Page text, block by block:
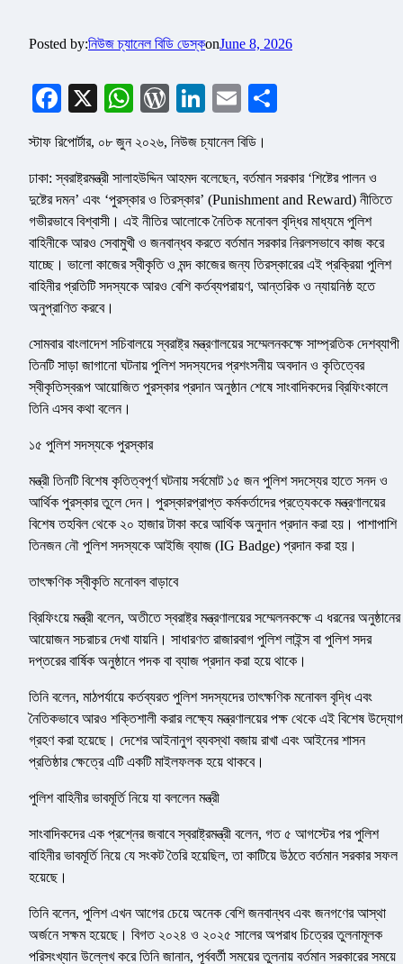
Posted by:নিউজ চ্যানেল বিডি ডেস্কonJune 8, 2026
Facebook
X WhatsApp
WordPress
LinkedIn
Email
স্টাফ রিপোর্টার, ০৮ জুন ২০২৬, নিউজ চ্যানেল বিডি।
ঢাকা: স্বরাষ্ট্রমন্ত্রী সালাহউদ্দিন আহমদ বলেছেন, বর্তমান সরকার ‘শিষ্টের পালন ও
দুষ্টের দমন’ এবং ‘পুরস্কার ও তিরস্কার’ (Punishment and Reward) নীতিতে
গভীরভাবে বিশ্বাসী। এই নীতির আলোকে নৈতিক মনোবল বৃদ্ধির মাধ্যমে পুলিশ
বাহিনীকে আরও সেবামুখী ও জনবান্ধব করতে বর্তমান সরকার নিরলসভাবে কাজ করে
যাচ্ছে। ভালো কাজের স্বীকৃতি ও মন্দ কাজের জন্য তিরস্কারের এই প্রক্রিয়া পুলিশ
বাহিনীর প্রতিটি সদস্যকে আরও বেশি কর্তব্যপরায়ণ, আন্তরিক ও ন্যায়নিষ্ঠ হতে
অনুপ্রাণিত করবে।
সোমবার বাংলাদেশ সচিবালয়ে স্বরাষ্ট্র মন্ত্রণালয়ের সম্মেলনকক্ষে সাম্প্রতিক দেশব্যাপী
তিনটি সাড়া জাগানো ঘটনায় পুলিশ সদস্যদের প্রশংসনীয় অবদান ও কৃতিত্বের
স্বীকৃতিস্বরূপ আয়োজিত পুরস্কার প্রদান অনুষ্ঠান শেষে সাংবাদিকদের ব্রিফিংকালে
তিনি এসব কথা বলেন।
১৫ পুলিশ সদস্যকে পুরস্কার
মন্ত্রী তিনটি বিশেষ কৃতিত্বপূর্ণ ঘটনায় সর্বমোট ১৫ জন পুলিশ সদস্যের হাতে সনদ ও
আর্থিক পুরস্কার তুলে দেন। পুরস্কারপ্রাপ্ত কর্মকর্তাদের প্রত্যেককে মন্ত্রণালয়ের
বিশেষ তহবিল থেকে ২০ হাজার টাকা করে আর্থিক অনুদান প্রদান করা হয়। পাশাপাশি
তিনজন নৌ পুলিশ সদস্যকে আইজি ব্যাজ (IG Badge) প্রদান করা হয়।
তাৎক্ষণিক স্বীকৃতি মনোবল বাড়াবে
ব্রিফিংয়ে মন্ত্রী বলেন, অতীতে স্বরাষ্ট্র মন্ত্রণালয়ের সম্মেলনকক্ষে এ ধরনের অনুষ্ঠানের
আয়োজন সচরাচর দেখা যায়নি। সাধারণত রাজারবাগ পুলিশ লাইন্স বা পুলিশ সদর
দপ্তরের বার্ষিক অনুষ্ঠানে পদক বা ব্যাজ প্রদান করা হয়ে থাকে।
তিনি বলেন, মাঠপর্যায়ে কর্তব্যরত পুলিশ সদস্যদের তাৎক্ষণিক মনোবল বৃদ্ধি এবং
নৈতিকভাবে আরও শক্তিশালী করার লক্ষ্যে মন্ত্রণালয়ের পক্ষ থেকে এই বিশেষ উদ্যোগ
গ্রহণ করা হয়েছে। দেশের আইনানুগ ব্যবস্থা বজায় রাখা এবং আইনের শাসন
প্রতিষ্ঠার ক্ষেত্রে এটি একটি মাইলফলক হয়ে থাকবে।
পুলিশ বাহিনীর ভাবমূর্তি নিয়ে যা বললেন মন্ত্রী
সাংবাদিকদের এক প্রশ্নের জবাবে স্বরাষ্ট্রমন্ত্রী বলেন, গত ৫ আগস্টের পর পুলিশ
বাহিনীর ভাবমূর্তি নিয়ে যে সংকট তৈরি হয়েছিল, তা কাটিয়ে উঠতে বর্তমান সরকার সফল
হয়েছে।
তিনি বলেন, পুলিশ এখন আগের চেয়ে অনেক বেশি জনবান্ধব এবং জনগণের আস্থা
অর্জনে সক্ষম হয়েছে। বিগত ২০২৪ ও ২০২৫ সালের অপরাধ চিত্রের তুলনামূলক
পরিসংখ্যান উল্লেখ করে তিনি জানান, পূর্ববর্তী সময়ের তুলনায় বর্তমান সরকারের সময়ে